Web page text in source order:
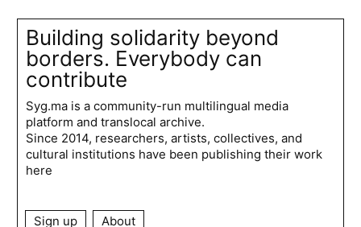
Building solidarity beyond
borders. Everybody can
contribute
Syg.ma is a community-run multilingual media
platform and translocal archive.
Since 2014, researchers, artists, collectives, and
cultural institutions have been publishing their work
here
Sign up About